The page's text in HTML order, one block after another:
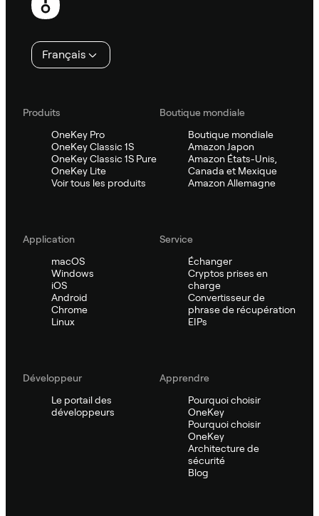
page
Français
Produits
OneKey Pro
OneKey Classic 1S
OneKey Classic 1S Pure
OneKey Lite
Voir tous les produits
Boutique mondiale
Boutique mondiale
Amazon Japon
Amazon États-Unis,
Canada et Mexique
Amazon Allemagne
Application
macOS
Windows
iOS
Android
Chrome
Linux
Service
Échanger
Cryptos prises en
charge
Convertisseur de
phrase de récupération
EIPs
Développeur
Le portail des
développeurs
Apprendre
Pourquoi choisir
OneKey
Pourquoi choisir
OneKey
Architecture de
sécurité
Blog